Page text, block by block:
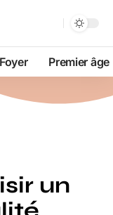
Foyer Premier âge
un